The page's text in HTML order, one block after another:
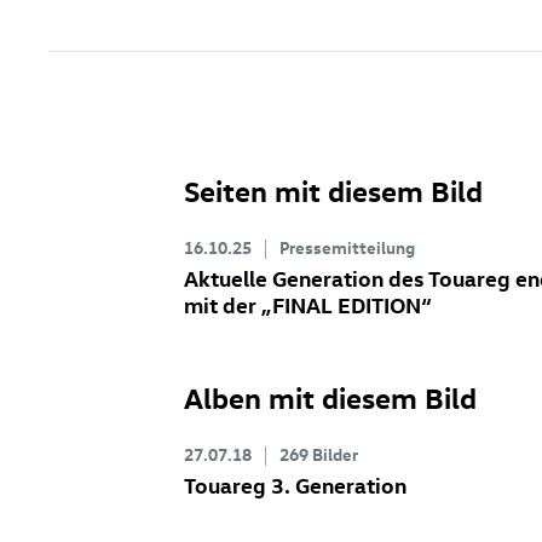
Seiten mit diesem Bild
16.10.25 Pressemitteilung
Aktuelle Generation des Touareg
mit der „FINAL EDITION“
Alben mit diesem Bild
27.07.18 269 Bilder
Touareg 3. Generation